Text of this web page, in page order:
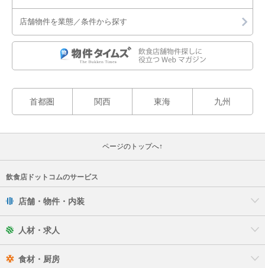
店舗物件を業態／条件から探す
首都圏 関西 東海 九州
ページのトップへ↑
飲食店ドットコムのサービス
店舗・物件・内装
人材・求人
食材・厨房